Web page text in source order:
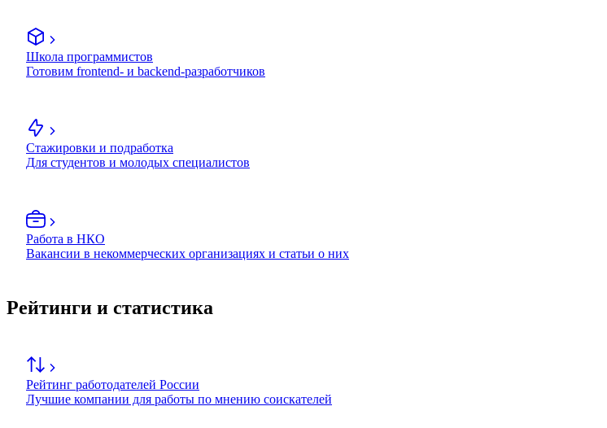
Школа программистов
Готовим frontend- и backend-разработчиков
Стажировки и подработка
Для студентов и молодых специалистов
Работа в НКО
Вакансии в некоммерческих организациях и статьи о них
Рейтинги и статистика
Рейтинг работодателей России
Лучшие компании для работы по мнению соискателей